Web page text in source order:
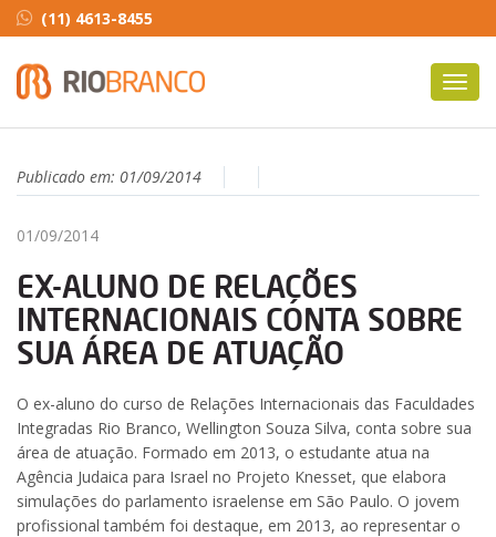
(11) 4613-8455
Publicado em: 01/09/2014
01/09/2014
EX-ALUNO DE RELAÇÕES
INTERNACIONAIS CONTA SOBRE
SUA ÁREA DE ATUAÇÃO
O ex-aluno do curso de Relações Internacionais das Faculdades
Integradas Rio Branco, Wellington Souza Silva, conta sobre sua
área de atuação. Formado em 2013, o estudante atua na
Agência Judaica para Israel no Projeto Knesset, que elabora
simulações do parlamento israelense em São Paulo. O jovem
profissional também foi destaque, em 2013, ao representar o